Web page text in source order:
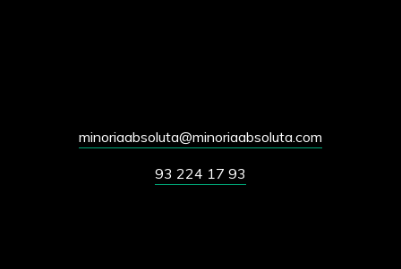
minoriaabsoluta@minoriaabsoluta.com
93 224 17 93